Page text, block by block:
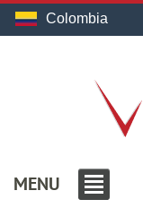
Colombia
MENU